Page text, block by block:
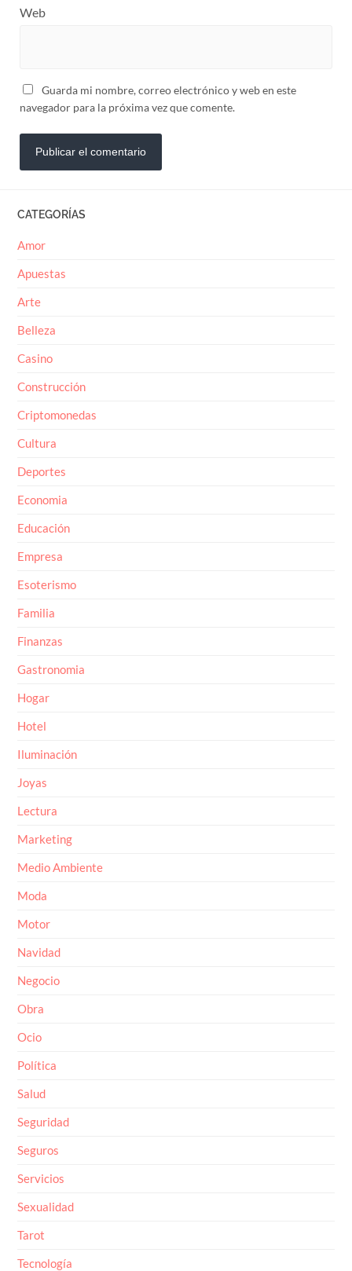
Web
Guarda mi nombre, correo electrónico y web en este
navegador para la próxima vez que comente.
CATEGORÍAS
Amor
Apuestas
Arte
Belleza
Casino
Construcción
Criptomonedas
Cultura
Deportes
Economia
Educación
Empresa
Esoterismo
Familia
Finanzas
Gastronomia
Hogar
Hotel
Iluminación
Joyas
Lectura
Marketing
Medio Ambiente
Moda
Motor
Navidad
Negocio
Obra
Ocio
Política
Salud
Seguridad
Seguros
Servicios
Sexualidad
Tarot
Tecnología